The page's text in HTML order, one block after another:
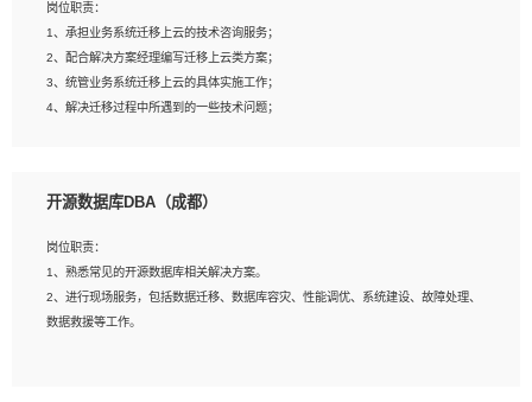
2、熟悉tensorflow，keras，pytorch等常规深度学习框架，快速根据客户需求实现
有效的模型；
3、熟悉掌握至少一种编程语言，如：Python，Java；
4、 熟悉NLP相关算法与实现；
5、至少有一次及以上问答系统的项目实践，熟悉问答系统全流程开发者优先；
岗位职责：
1、承担业务系统迁移上云的技术咨询服务；
2、配合解决方案经理编写迁移上云类方案；
3、统管业务系统迁移上云的具体实施工作；
4、解决迁移过程中所遇到的一些技术问题；
1、专科及以上学历，三年以上工作经验，计算机等相关专业；
3、熟悉常见操作系统、存储、网络、 IO 等相关原理；
4、具有迁移工具实操经验，具备P2V、V2V迁移能力；
5、熟练华为、VMware虚拟化、云计算及云存储技术；
6、熟悉主流数据库、应用服务器、中间件部署架构和运维方法；
开源数据库DBA（成都）
岗位职责：
1、熟悉常见的开源数据库相关解决方案。
2、进行现场服务，包括数据迁移、数据库容灾、性能调优、系统建设、故障处理、
数据救援等工作。